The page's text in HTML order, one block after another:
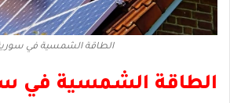
الطاقة الشمسية في
الطاقة الشمسية في